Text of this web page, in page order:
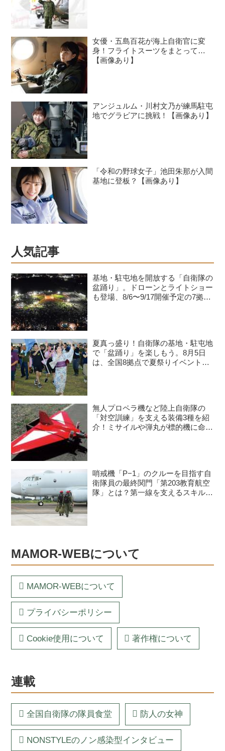
女優・五島百花が海上自衛官に変
身！フライトスーツをまとって…
【画像あり】
アンジュルム・川村文乃が練馬駐屯
地でグラビアに挑戦！【画像あり】
「令和の野球女子」池田朱那が入間
基地に登板？【画像あり】
人気記事
基地・駐屯地を開放する「自衛隊の
盆踊り」。ドローンとライトショー
も登場、8/6〜9/17開催予定の7拠点
夏真っ盛り！自衛隊の基地・駐屯地
で「盆踊り」を楽しもう。8月5日
は、全国8拠点で夏祭りイベントが
無人プロペラ機など陸上自衛隊の
「対空訓練」を支える装備3種を紹
介！ミサイルや弾丸が標的機に命中
哨戒機「P−1」のクルーを目指す自
衛隊員の最終関門「第203教育航空
隊」とは？第一線を支えるスキルを
MAMOR-WEBについて
MAMOR-WEBについて
プライバシーポリシー
Cookie使用について 著作権について
連載
全国自衛隊の隊員食堂 防人の女神
NONSTYLEのノン感染型インタビュー